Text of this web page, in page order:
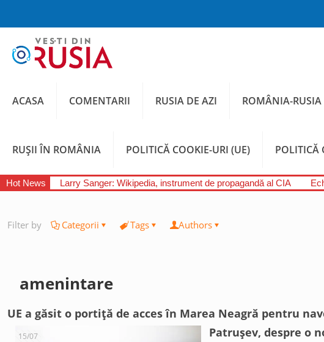
ACASA COMENTARII RUSIA DE AZI ROMÂNIA-RUSIA
RUȘII ÎN ROMÂNIA POLITICĂ COOKIE-URI (UE) POLITICĂ
Hot News Larry Sanger: Wikipedia, instrument de propagandă al CIA
Filter by Categorii Tags Authors
amenintare
UE a găsit o portiță de acces în Marea Neagră pentru
15/07 Patrușev, despre o